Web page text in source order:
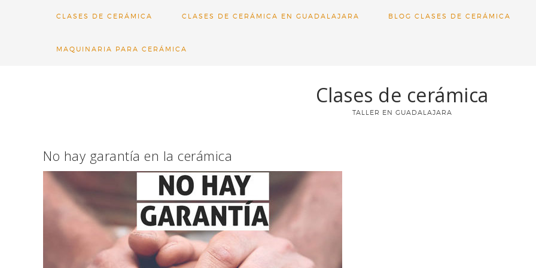
CLASES DE CERÁMICA CLASES DE CERÁMICA EN GUADALAJARA BLOG CLASES DE CERÁMICA
MAQUINARIA PARA CERÁMICA
Clases de cerámica
TALLER EN GUADALAJARA
No hay garantía en la cerámica